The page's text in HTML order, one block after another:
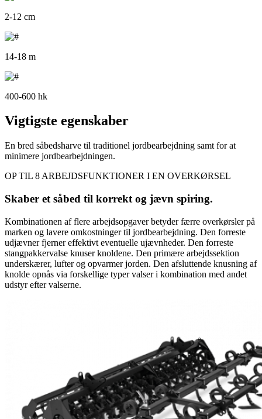
2-12 cm
14-18 m
400-600 hk
Vigtigste egenskaber
En bred såbedsharve til traditionel jordbearbejdning samt for at
minimere jordbearbejdningen.
OP TIL 8 ARBEJDSFUNKTIONER I EN OVERKØRSEL
Skaber et såbed til korrekt og jævn spiring.
Kombinationen af flere arbejdsopgaver betyder færre overkørsler på
marken og lavere omkostninger til jordbearbejdning. Den forreste
udjævner fjerner effektivt eventuelle ujævnheder. Den forreste
stangpakkervalse knuser knoldene. Den primære arbejdssektion
underskærer, lufter og opvarmer jorden. Den afsluttende knusning af
knolde opnås via forskellige typer valser i kombination med andet
udstyr efter valserne.